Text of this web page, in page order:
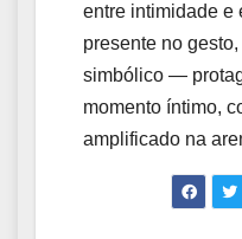
entre intimidade e
presente no
simbólico —
momento íntimo,
amplificado na